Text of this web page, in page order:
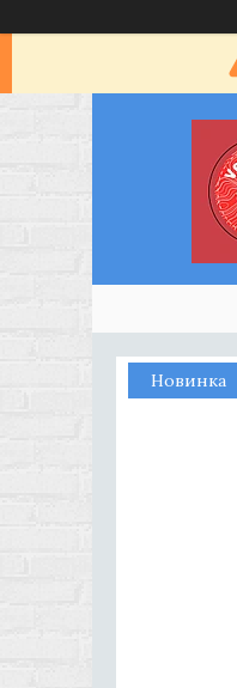
Новинка